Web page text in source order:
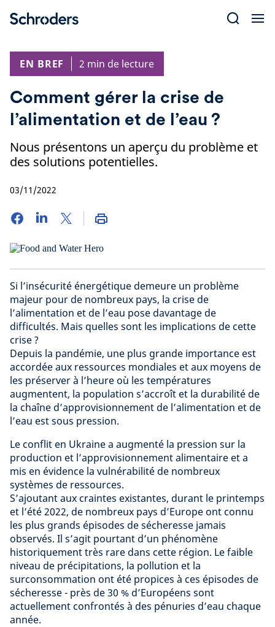
EN BREF
2 min de lecture
Comment gérer la crise de
l’alimentation et de l’eau ?
Nous présentons un aperçu du problème et
des solutions potentielles.
03/11/2022
Si l’insécurité énergétique demeure un problème
majeur pour de nombreux pays, la crise de
l’alimentation et de l’eau pose davantage de
difficultés. Mais quelles sont les implications de cette
crise ?
Depuis la pandémie, une plus grande importance est
accordée aux ressources mondiales et aux moyens de
les préserver à l’heure où les températures
augmentent, la population s’accroît et la durabilité de
la chaîne d’approvisionnement de l’alimentation et de
l’eau est sous pression.
Le conflit en Ukraine a augmenté la pression sur la
production et l’approvisionnement alimentaire et a
mis en évidence la vulnérabilité de nombreux
systèmes de ressources.
S’ajoutant aux craintes existantes, durant le printemps
et l’été 2022, de nombreux pays d’Europe ont connu
les plus grands épisodes de sécheresse jamais
observés. Il s’agit pourtant d’un phénomène
historiquement très rare dans cette région. Le faible
niveau de précipitations, la pollution et la
surconsommation ont été propices à ces épisodes de
sécheresse - près de 30 % d’Européens sont
actuellement confrontés à des pénuries d’eau chaque
année.